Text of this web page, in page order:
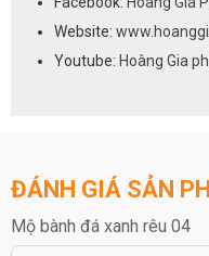
Website:
Youtube: Hoàng Gia
ĐÁNH GIÁ SẢN
Mộ bành đá xanh rêu 04